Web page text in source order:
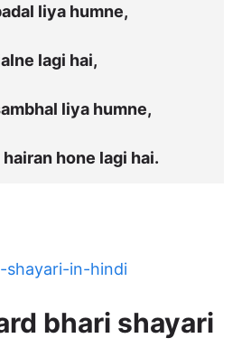
liya humne,
lagi hai,
liya humne,
hone lagi hai.
shayari-in-hindi
bhari shayari